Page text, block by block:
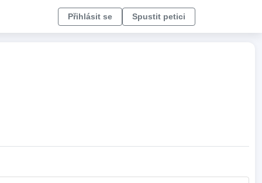
Přihlásit se Spustit petici